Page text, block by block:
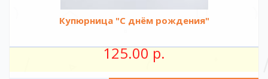
Купюрница "С днём рождения"
125.00 р.